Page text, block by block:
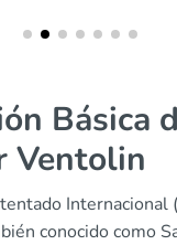
Básica
Ventolin
Internacional
conocido como